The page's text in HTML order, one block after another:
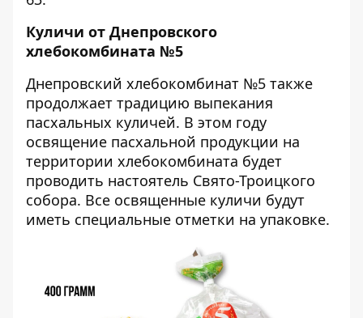
Куличи от Днепровского
хлебокомбината №5
Днепровский хлебокомбинат №5 также
продолжает традицию выпекания
пасхальных куличей. В этом году
освящение пасхальной продукции на
территории хлебокомбината будет
проводить настоятель Свято-Троицкого
собора. Все освященные куличи будут
иметь специальные отметки на упаковке.